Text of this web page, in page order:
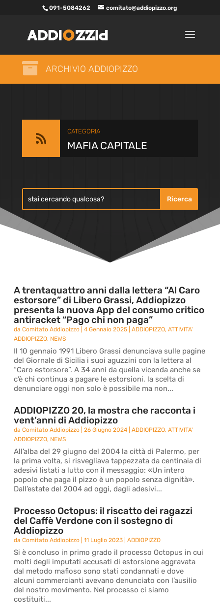
091-5084262 comitato@addiopizzo.org
 ARCHIVIO ADDIOPIZZO

CATEGORIA
MAFIA CAPITALE
A trentaquattro anni dalla lettera “Al Caro
estorsore” di Libero Grassi, Addiopizzo
presenta la nuova App del consumo critico
antiracket “Pago chi non paga”
daComitato Addiopizzo |4 Gennaio 2025 |ADDIOPIZZO,ATTIVITA'
ADDIOPIZZO, NEWS
Il 10 gennaio 1991 Libero Grassi denunciava sulle pagine
del Giornale di Sicilia i suoi aguzzini con la lettera al
“Caro estorsore”. A 34 anni da quella vicenda anche se
c’è chi continua a pagare le estorsioni, la scelta di
denunciare oggi non solo è possibile ma non...
ADDIOPIZZO 20, la mostra che racconta i
vent’anni di Addiopizzo
daComitato Addiopizzo |26 Giugno 2024 |ADDIOPIZZO,ATTIVITA'
ADDIOPIZZO, NEWS
All’alba del 29 giugno del 2004 la città di Palermo, per
la prima volta, si risvegliava tappezzata da centinaia di
adesivi listati a lutto con il messaggio: «Un intero
popolo che paga il pizzo è un popolo senza dignità».
Dall’estate del 2004 ad oggi, dagli adesivi...
Processo Octopus: il riscatto dei ragazzi
del Caffè Verdone con il sostegno di
Addiopizzo
daComitato Addiopizzo |11 Luglio 2023 |ADDIOPIZZO
Si è concluso in primo grado il processo Octopus in cui
molti degli imputati accusati di estorsione aggravata
dal metodo mafioso sono stati condannati e dove
alcuni commercianti avevano denunciato con l’ausilio
del nostro movimento. Nel processo ci siamo
costituiti...